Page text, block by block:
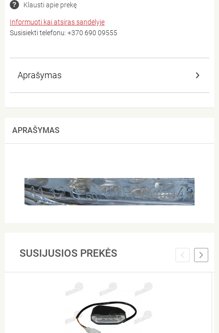
Klausti apie prekę
Informuoti kai atsiras sandėlyje
Susisiekti telefonu: +370 690 09555
Aprašymas
APRAŠYMAS
SUSIJUSIOS PREKĖS